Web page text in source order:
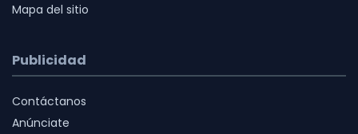
Mapa del sitio
Publicidad
Contáctanos
Anúnciate